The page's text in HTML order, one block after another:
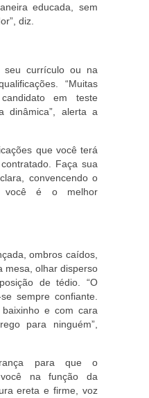
educada, sem
diz.
seu currículo ou na
“Muitas
em teste
dinâmica”, alerta a
que você terá
Faça sua
convencendo o
você é o melhor
ombros caídos,
mesa, olhar disperso
de tédio. “O
sempre confiante.
e com cara
para ninguém”,
para que o
você na função da
ereta e firme, voz